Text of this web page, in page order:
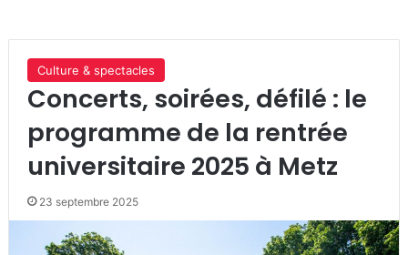
Culture & spectacles
Concerts, soirées, défilé : le
programme de la rentrée
universitaire 2025 à Metz
23 septembre 2025